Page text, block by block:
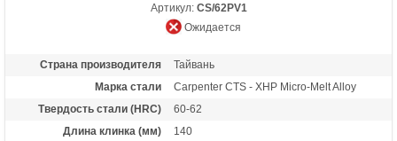
Артикул: CS/62PV1
Ожидается
Страна производителя
Тайвань
Марка стали
Carpenter CTS - XHP Micro-Melt Alloy
Твердость стали (HRC)
60-62
Длина клинка (мм)
140